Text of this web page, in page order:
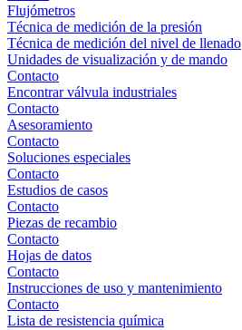
Flujómetros
Técnica de medición de la presión
Técnica de medición del nivel de llenado
Unidades de visualización y de mando
Contacto
Encontrar válvula industriales
Contacto
Asesoramiento
Contacto
Soluciones especiales
Contacto
Estudios de casos
Contacto
Piezas de recambio
Contacto
Hojas de datos
Contacto
Instrucciones de uso y mantenimiento
Contacto
Lista de resistencia química